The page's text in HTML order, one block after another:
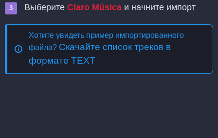
Выберите Claro Música и начните импорт
Хотите увидеть пример импортированного
файла? Скачайте список треков в
формате TEXT